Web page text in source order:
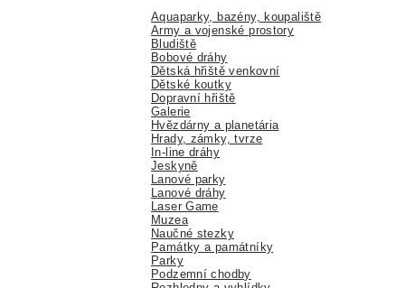
Aquaparky, bazény, koupaliště
Army a vojenské prostory
Bludiště
Bobové dráhy
Dětská hřiště venkovní
Dětské koutky
Dopravní hřiště
Galerie
Hvězdárny a planetária
Hrady, zámky, tvrze
In-line dráhy
Jeskyně
Lanové parky
Lanové dráhy
Laser Game
Muzea
Naučné stezky
Památky a památníky
Parky
Podzemní chodby